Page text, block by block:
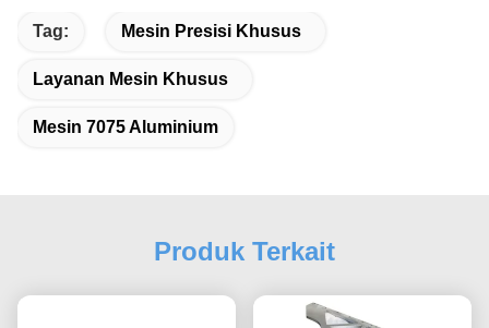
Tag: Mesin Presisi Khusus
Layanan Mesin Khusus
Mesin 7075 Aluminium
Produk Terkait